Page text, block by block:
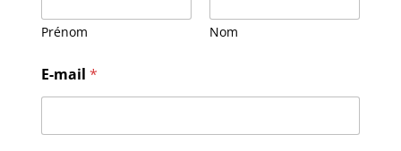
Prénom Nom
e
s
a
E-mail *